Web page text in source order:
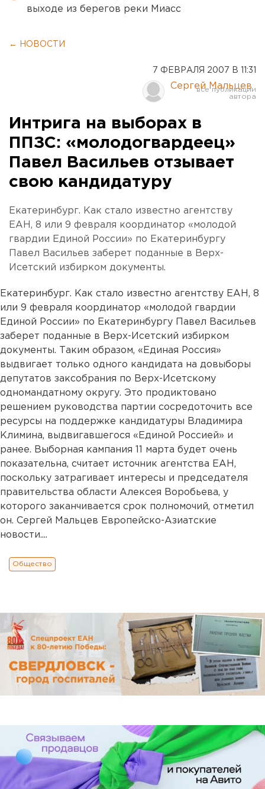
выходе из берегов реки Миасс
← НОВОСТИ
7 ФЕВРАЛЯ 2007 В 11:31
Сергей Мальцев
Интрига на выборах в
ППЗС: «молодогвардеец»
Павел Васильев отзывает
свою кандидатуру
Екатеринбург. Как стало известно агентству
ЕАН, 8 или 9 февраля координатор «молодой
гвардии Единой России» по Екатеринбургу
Павел Васильев заберет поданные в Верх-
Исетский избирком документы.
Екатеринбург. Как стало известно агентству ЕАН, 8
или 9 февраля координатор «молодой гвардии
Единой России» по Екатеринбургу Павел Васильев
заберет поданные в Верх-Исетский избирком
документы. Таким образом, «Единая Россия»
выдвигает только одного кандидата на довыборы
депутатов заксобрания по Верх-Исетскому
одномандатному округу. Это продиктовано
решением руководства партии сосредоточить все
ресурсы на поддержке кандидатуры Владимира
Климина, выдвигавшегося «Единой Россией» и
ранее. Выборная кампания 11 марта будет очень
показательна, считает источник агентства ЕАН,
поскольку затрагивает интересы и председателя
правительства области Алексея Воробьева, у
которого заканчивается срок полномочий, отметил
он. Сергей Мальцев Европейско-Азиатские
новости....
Общество